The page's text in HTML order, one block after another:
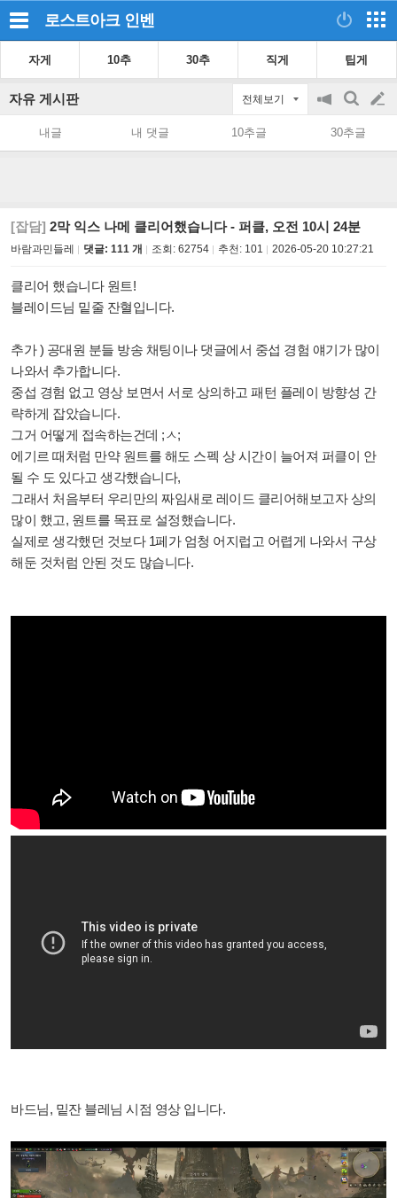
로스트아크 인벤
자게 10추 30추 직게 팁게
자유 게시판 전체보기
공
지
on/off
검
색
글
쓰
내글 내 댓글 10추글 30추글
[잡담] 2막 익스 나메 클리어했습니다 - 퍼클, 오전 10시 24분
바람과민들레 댓글: 111 개 조회: 62754 추천: 101 2026-05-20 10:27:21
클리어 했습니다 원트!
블레이드님 밑줄 잔혈입니다.
추가 ) 공대원 분들 방송 채팅이나 댓글에서 중섭 경험 얘기가 많이
나와서 추가합니다.
중섭 경험 없고 영상 보면서 서로 상의하고 패턴 플레이 방향성 간
략하게 잡았습니다.
그거 어떻게 접속하는건데 ;ㅅ;
에기르 때처럼 만약 원트를 해도 스펙 상 시간이 늘어져 퍼클이 안
될 수 도 있다고 생각했습니다,
그래서 처음부터 우리만의 짜임새로 레이드 클리어해보고자 상의
많이 했고, 원트를 목표로 설정했습니다.
실제로 생각했던 것보다 1페가 엄청 어지럽고 어렵게 나와서 구상
해둔 것처럼 안된 것도 많습니다.
바드님, 밑잔 블레님 시점 영상 입니다.